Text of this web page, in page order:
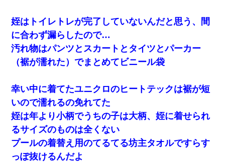
姪はトイレトレが完了していないんだと思う、間
に合わず漏らしたので…
汚れ物はパンツとスカートとタイツとパーカー
（裾が濡れた）でまとめてビニール袋
幸い中に着てたユニクロのヒートテックは裾が短
いので濡れるの免れてた
姪は年より小柄でうちの子は大柄、姪に着せられ
るサイズのものは全くない
プールの着替え用のてるてる坊主タオルですらす
っぽ抜けるんだよ